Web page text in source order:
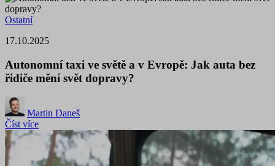
Ostatní
17.10.2025
Autonomní taxi ve světě a v Evropě: Jak auta bez
řidiče mění svět dopravy?
Martin Daneš
Číst více